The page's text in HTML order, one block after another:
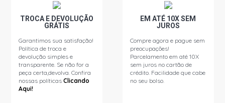
FREIO LINHA LEVE SEM ABS, RESTRICAO EXCLUSIVA
DIAMETRO INTERNO CIL 7/8 OU 22MM
GOL G3 STD HATCH 1.0 8V AT (2001 - 2004) FREIO LINHA
LEVE SEM ABS, RESTRICAO EXCLUSIVA DIAMETRO
INTERNO CIL 7/8 OU 22MM
GOL G3 OURO HATCH 1.0 8V AT (2001 - 2002) FREIO
LINHA LEVE SEM ABS, RESTRICAO EXCLUSIVA
DIAMETRO INTERNO CIL 7/8 OU 22MM
TROCA E DEVOLUÇÃO
GRÁTIS
Garantimos sua satisfação!
Política de troca e
devolução simples e
transparente. Se não for a
peça certa,devolva. Confira
nossas políticasClicando
Aqui!
EM ATÉ 10X SEM
JUROS
Compre agora e pague sem
preocupações!
Parcelamento em até 10X
sem juros no cartão de
crédito. Facilidade que cabe
no seu bolso.